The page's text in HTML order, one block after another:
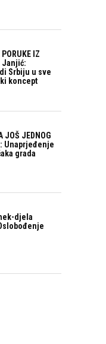
PORUKE IZ
Janjić:
Srbiju u sve
koncept
JOŠ JEDNOG
Unaprjeđenje
grada
djela